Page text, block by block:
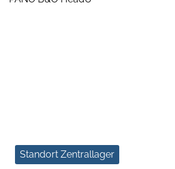
Standort Zentrallager